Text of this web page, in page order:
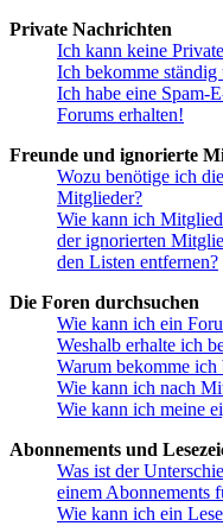
Private Nachrichten
Ich kann keine
Ich bekomme
Ich habe eine Spam-
Forums erhalten!
Freunde und ignorierte
Wozu benötige ich
Mitglieder?
Wie kann ich
der ignorierten
den Listen entfernen?
Die Foren durchsuchen
Wie kann ich ein
Weshalb erhalte ich
Warum bekomme ich
Wie kann ich nach
Wie kann ich meine
Abonnements und
Was ist der
einem Abonnements
Wie kann ich ein